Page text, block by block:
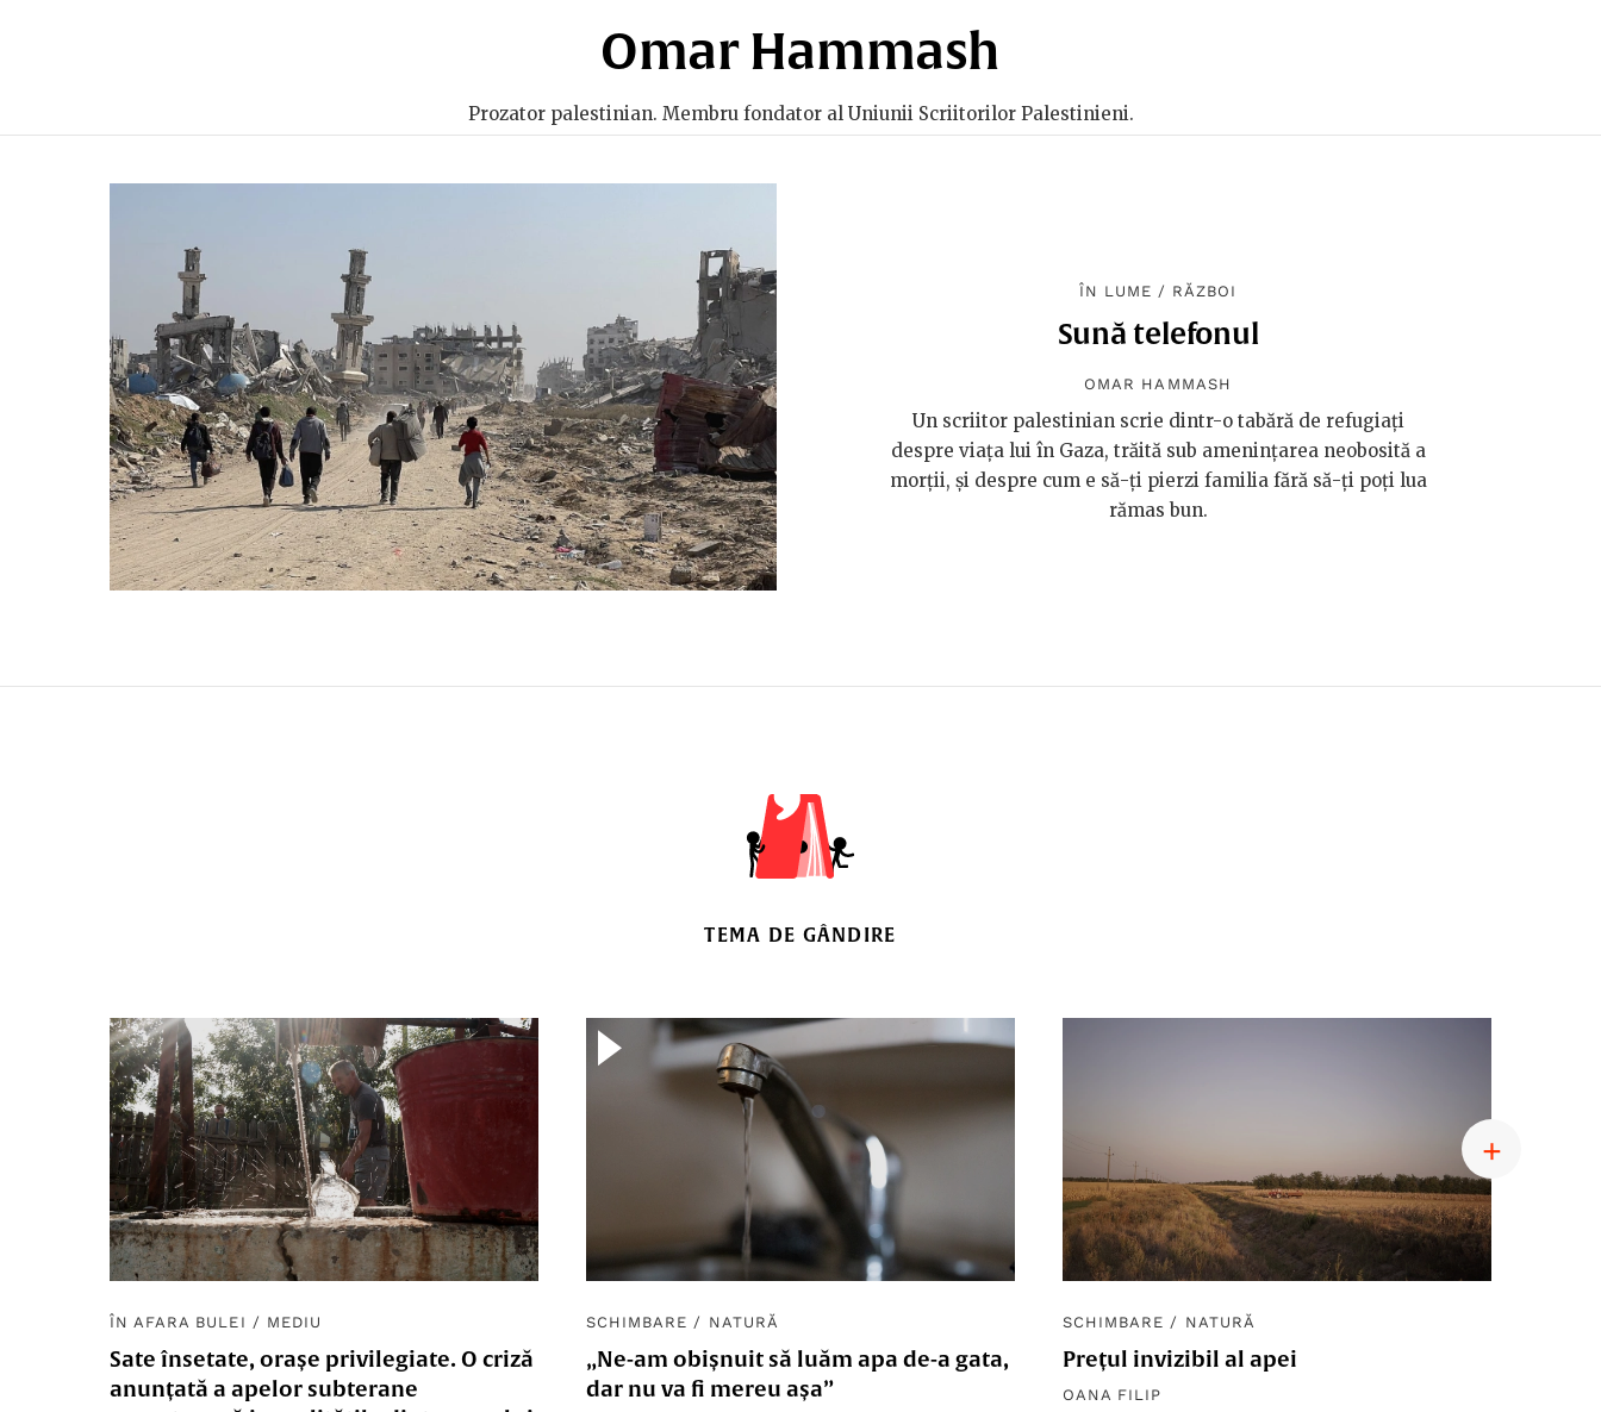
Omar Hammash
Prozator palestinian. Membru fondator al Uniunii Scriitorilor Palestinieni.
ÎN LUME / RĂZBOI
Sună telefonul
OMAR HAMMASH
Un scriitor palestinian scrie dintr-o tabără de refugiați
despre viața lui în Gaza, trăită sub amenințarea neobosită a
morții, și despre cum e să-ți pierzi familia fără să-ți poți lua
rămas bun.
TEMA DE GÂNDIRE
ÎN AFARA BULEI / MEDIU
Sate însetate, orașe privilegiate. O criză
anunțată a apelor subterane
SCHIMBARE / NATURĂ
„Ne-am obișnuit să luăm apa de-a gata,
dar nu va fi mereu așa”
SCHIMBARE / NATURĂ
Prețul invizibil al apei
OANA FILIP